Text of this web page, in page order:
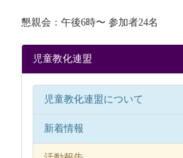
懇親会：午後6時〜 参加者24名
児童教化連盟
児童教化連盟について
新着情報